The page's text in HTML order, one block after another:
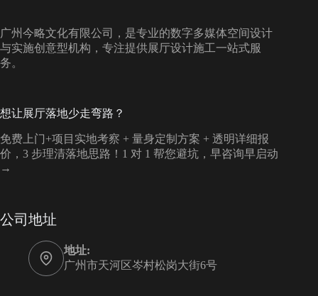
广州今略文化有限公司，是专业的数字多媒体空间设计
与实施创意型机构，专注提供展厅设计施工一站式服
务。
想让展厅落地少走弯路？
免费上门+项目实地考察 + 量身定制方案 + 透明详细报
价，3 步理清落地思路！1 对 1 帮您避坑，早咨询早启动
→
公司地址
地址:
广州市天河区岑村松岗大街6号